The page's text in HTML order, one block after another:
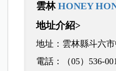
雲林HONEY
地址介紹>
地址：雲林縣斗六
電話：（05）536-